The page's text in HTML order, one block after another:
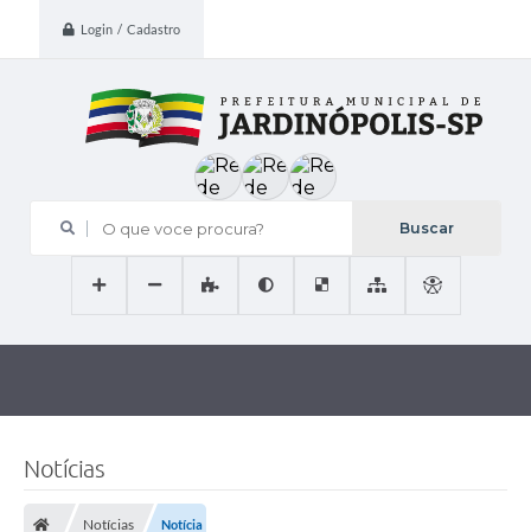
Login / Cadastro
O que voce procura?
Notícias
Notícias Notícia